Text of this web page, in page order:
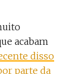
acabam
disso
parte da